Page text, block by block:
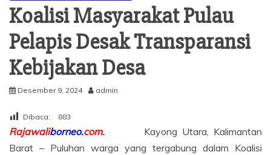
Koalisi Masyarakat Pulau
Pelapis Desak Transparansi
Kebijakan Desa
Desember 9, 2024 admin
Dibaca: 883
Rajawaliborneo.com. Kayong Utara, Kalimantan
Barat – Puluhan warga yang tergabung dalam Koalisi